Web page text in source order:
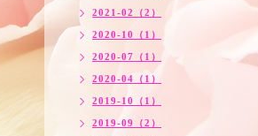
2021-02（2）
2020-10（1）
2020-07（1）
2020-04（1）
2019-10（1）
2019-09（2）